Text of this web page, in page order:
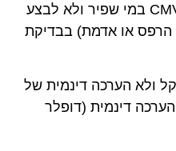
האמריקאי גם ממליץ לבדוק CMV במי שפיר ולא לבצע
הרפס או אדמת) בבדיקת
ולא הערכה דינמית של
דינמית (דופלר